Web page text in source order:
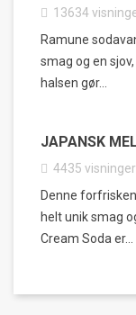
13634
Ramune
smag og en
halsen gør...
JAPANSK
4435 visninger
Denne
helt unik smag
Cream Soda er...